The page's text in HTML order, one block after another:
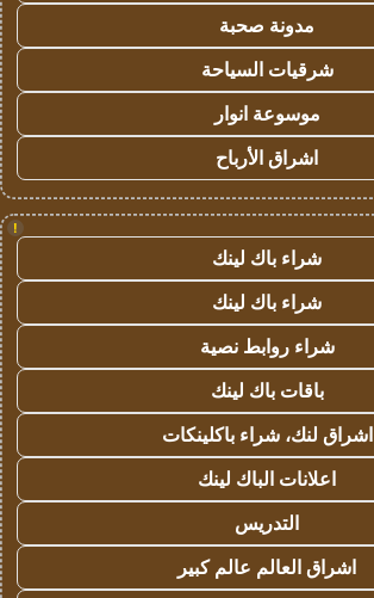
مدونة صحبة
شرقيات السياحة
موسوعة انوار
اشراق الأرباح
!
شراء باك لينك
شراء باك لينك
شراء روابط نصية
باقات باك لينك
اشراق لنك، شراء باكلينكات
اعلانات الباك لينك
التدريس
اشراق العالم عالم كبير